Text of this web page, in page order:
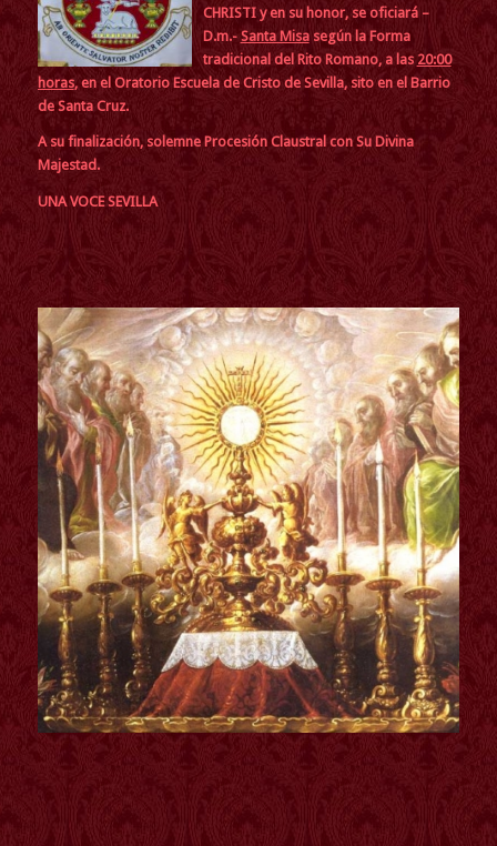
CHRISTI y en su honor, se oficiará –
D.m.- Santa Misasegún la Forma
tradicional del Rito Romano, a las 20:00
horas, en el Oratorio Escuela de Cristo de Sevilla, sito en el Barrio
de Santa Cruz.
A su finalización, solemne Procesión Claustral con Su Divina
Majestad.
UNA VOCE SEVILLA